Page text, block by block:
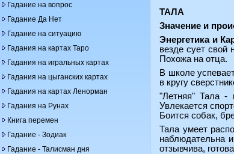
ТАЛА
Значение и
Энергетика и
везде сует свой
Похожа на отца.
В школе
в кругу
"Летняя" Тала -
Увлекается
Боится собак,
Тала умеет
наблюдательна
отзывчива,
Гадание на вопрос
Гадание Да Нет
Гадание на ситуацию
Гадания на картах Таро
Гадания на игральных картах
Гадания на цыганских картах
Гадания на картах Ленорман
Гадания на Рунах
Книга перемен
Гадание - Зодиак
Гадание - Талисман дня